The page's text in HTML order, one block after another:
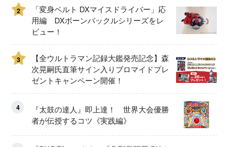
2
「変身ベルト DXマイスドライバー」応
用編 DXボーンバックルシリーズをレ
ビュー！
3
【全ウルトラマン記録大鑑発売記念】森
次晃嗣氏直筆サイン入りブロマイドプレ
ゼントキャンペーン開催！
4
『太鼓の達人』即上達！ 世界大会優勝
者が伝授するコツ《実践編》